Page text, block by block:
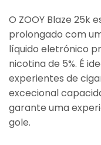
O ZOOY Blaze
prolongado com
líquido eletrónico
nicotina de 5%. É
experientes de
excecional
garante uma
gole.